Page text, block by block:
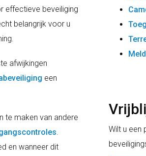
effectieve beveiliging
belangrijk voor u
afwijkingen
een
te maken van andere
en wanneer dit
Wilt u een